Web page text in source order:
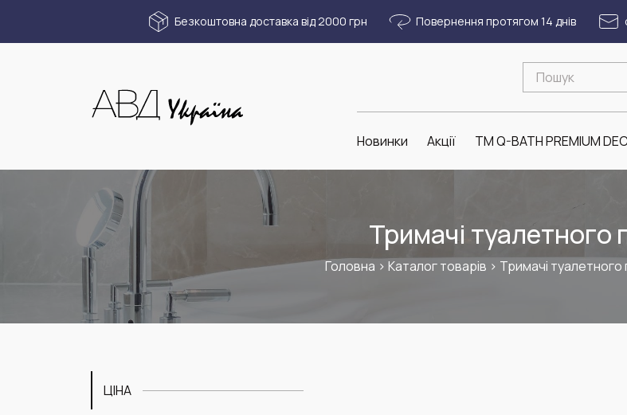
Безкоштовна доставка від 2000 грн Повернення протягом 14 днів
Новинки Акції ТМ Q-BATH PREMIUM
Тримачі туалетного
Головна > Каталог товарів > Тримачі туалетного
ЦІНА